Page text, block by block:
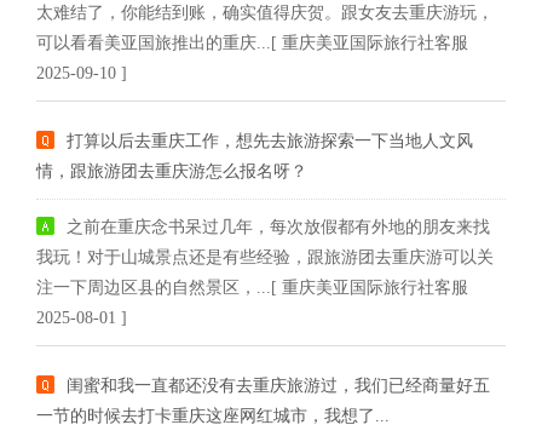
太难结了，你能结到账，确实值得庆贺。跟女友去重庆游玩，
可以看看美亚国旅推出的重庆...[ 重庆美亚国际旅行社客服
2025-09-10 ]
打算以后去重庆工作，想先去旅游探索一下当地人文风
情，跟旅游团去重庆游怎么报名呀？
之前在重庆念书呆过几年，每次放假都有外地的朋友来找
我玩！对于山城景点还是有些经验，跟旅游团去重庆游可以关
注一下周边区县的自然景区，...[ 重庆美亚国际旅行社客服
2025-08-01 ]
闺蜜和我一直都还没有去重庆旅游过，我们已经商量好五
一节的时候去打卡重庆这座网红城市，我想了...